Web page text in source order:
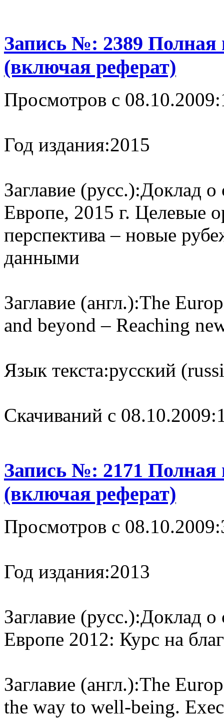
Запись №: 2389 Полная
(включая реферат)
Просмотров с 08.10.2009:
Год издания:2015
Заглавие (русс.):Доклад о
Европе, 2015 г. Целевые
перспектива – новые
данными
Заглавие (англ.):The
and beyond – Reaching
Язык текста:русский
Cкачиваний с 08.10.2009:
Запись №: 2171 Полная
(включая реферат)
Просмотров с 08.10.2009:
Год издания:2013
Заглавие (русс.):Доклад о
Европе 2012: Курс на
Заглавие (англ.):The
the way to well-being.